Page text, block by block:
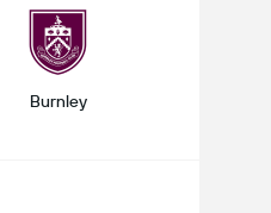
Burnley